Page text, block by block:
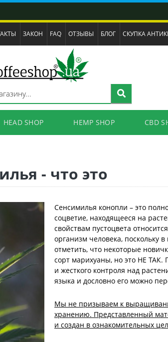
ЗАКОН FAQ ОТЗЫВЫ БЛОГ СКУПКА
HEAD SHOP HEMP SHOP CBD
- что это
Сенсимилья конопли – это
соцветие, находящееся на
свойствам пустоцвета
организм человека, поскольку
отметить, что некоторые
сорт марихуаны, но это НЕ ТАК.
и жесткого контроля над
языка и дословно его можно
Мы не призываем к
хранению. Представленный
и создан в ознакомительных